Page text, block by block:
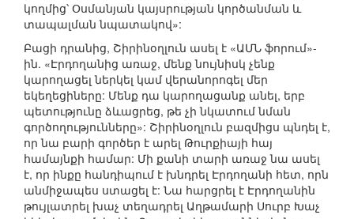
կողմից՝ Օսմանյան կայսրության կործանման և
տապալման նպատակով»:
Բացի դրանից, Շիրինօղլուն ասել է «ԱՄՆ ֆորում»-
ին. «Էրդողանից առաջ, մենք նույնիսկ չենք
կարողացել ներկել կամ վերանորոգել մեր
եկեղեցիները: Մենք դա կարողացանք անել, երբ
պետությունը ձևացրեց, թե չի նկատում նման
գործողությունները»: Շիրինօղլուն բազմիցս պնդել է,
որ նա բարի գործեր է արել Թուրքիայի հայ
համայնքի համար: Մի քանի տարի առաջ նա ասել
է, որ ինքը հանդիպում է խնդրել Էրդողանի հետ, որն
անմիջապես ստացել է: Նա հարցրել է Էրդողանին
թույլատրել խաչ տեղադրել Աղթամարի Սուրբ Խաչ